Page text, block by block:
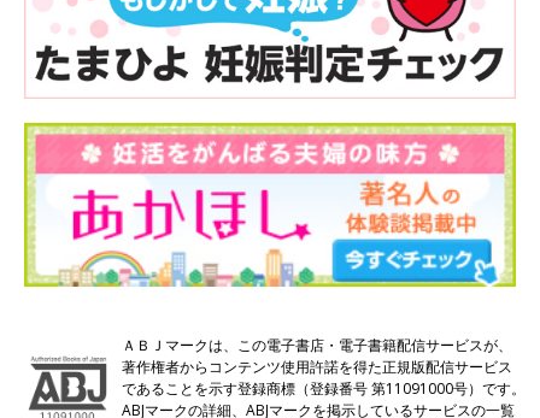
ＡＢＪマークは、この電子書店・電子書籍配信サービスが、
著作権者からコンテンツ使用許諾を得た正規版配信サービス
であることを示す登録商標（登録番号 第11091000号）です。
ABJマークの詳細、ABJマークを掲示しているサービスの一覧